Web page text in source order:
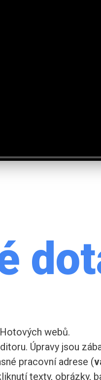
webů.
Úpravy jsou
pracovní adrese (
texty, obrázky,